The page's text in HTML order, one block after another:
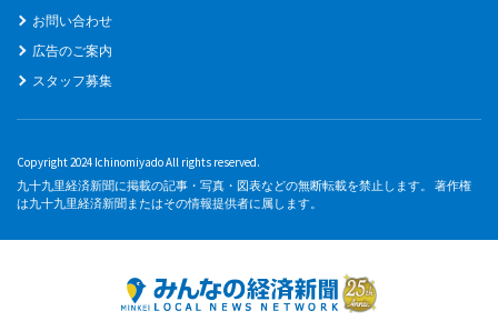
お問い合わせ
広告のご案内
スタッフ募集
Copyright 2024 Ichinomiyado All rights reserved.
九十九里経済新聞に掲載の記事・写真・図表などの無断転載を禁止します。 著作権
は九十九里経済新聞またはその情報提供者に属します。